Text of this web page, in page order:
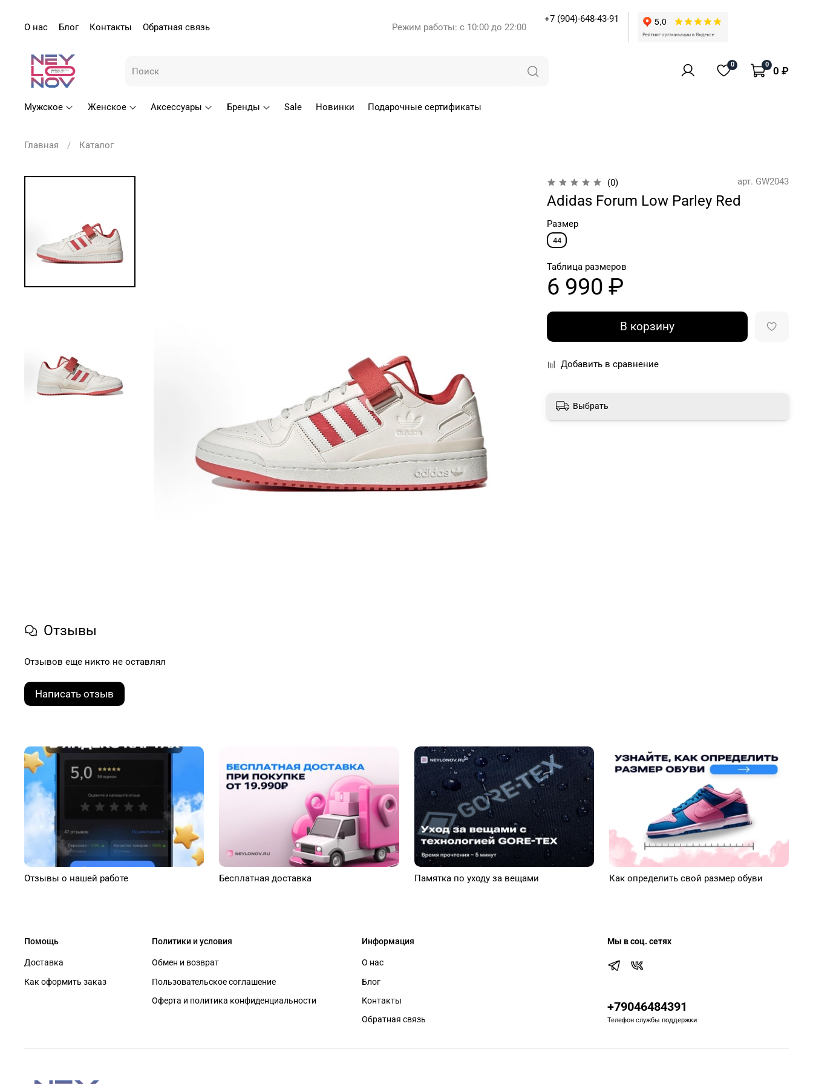
О нас Блог Контакты Обратная связь Режим работы: с 10:00 до 22:00
+7 (904)-648-43-91
0 0
0 ₽
Мужское Женское Аксессуары Бренды Sale Новинки Подарочные сертификаты
Главная Каталог
(0) арт. GW2043
Adidas Forum Low Parley Red
Размер
44
Таблица размеров
6 990 ₽
В корзину
Добавить в сравнение
Выбрать
Отзывы
Отзывов еще никто не оставлял
Написать отзыв
Отзывы о нашей работе Бесплатная доставка Памятка по уходу за вещами Как определить свой размер обуви
Помощь
Доставка
Как оформить заказ
Политики и условия
Обмен и возврат
Пользовательское соглашение
Оферта и политика конфиденциальности
Информация
О нас
Блог
Контакты
Обратная связь
Мы в соц. сетях
+79046484391
Телефон службы поддержки